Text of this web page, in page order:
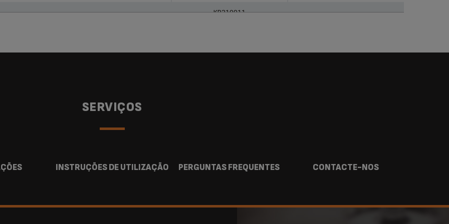
KP210011
SERVIÇOS
INSTRUÇÕES DE UTILIZAÇÃO PERGUNTAS FREQUENTES CONTACTE-NOS